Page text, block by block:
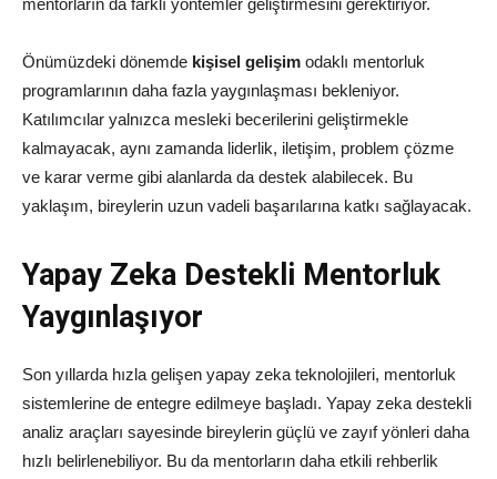
mentorların da farklı yöntemler geliştirmesini gerektiriyor.
Önümüzdeki dönemde kişisel gelişim odaklı mentorluk
programlarının daha fazla yaygınlaşması bekleniyor.
Katılımcılar yalnızca mesleki becerilerini geliştirmekle
kalmayacak, aynı zamanda liderlik, iletişim, problem çözme
ve karar verme gibi alanlarda da destek alabilecek. Bu
yaklaşım, bireylerin uzun vadeli başarılarına katkı sağlayacak.
Yapay Zeka Destekli Mentorluk
Yaygınlaşıyor
Son yıllarda hızla gelişen yapay zeka teknolojileri, mentorluk
sistemlerine de entegre edilmeye başladı. Yapay zeka destekli
analiz araçları sayesinde bireylerin güçlü ve zayıf yönleri daha
hızlı belirlenebiliyor. Bu da mentorların daha etkili rehberlik